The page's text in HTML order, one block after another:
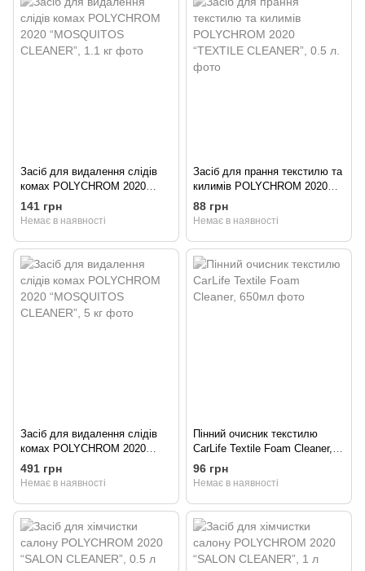
Засіб для видалення слідів
комах POLYCHROM 2020
“MOSQUITOS CLEANER”, 1.1
кг
141 грн
Немає в наявності
Засіб для прання текстилю та
килимів POLYCHROM 2020
“TEXTILE CLEANER”, 0.5 л.
88 грн
Немає в наявності
Засіб для видалення слідів
комах POLYCHROM 2020
“MOSQUITOS CLEANER”, 5 кг
491 грн
Немає в наявності
Пінний очисник текстилю
CarLife Textile Foam Cleaner,
650мл
96 грн
Немає в наявності